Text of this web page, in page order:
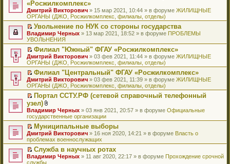
ю
б
щ
е
н
и
ю
м
у
с
о
о
б
щ
е
н
и
ю
т
а
н
н
о
м
у
с
о
о
б
щ
е
н
и
ю
п
р
о
ч
и
т
а
н
н
о
м
у
с
о
о
б
щ
е
н
и
ю
о
м
у
н
е
п
р
о
ч
и
т
а
н
н
о
м
у
с
о
о
б
щ
е
н
и
к
п
е
р
в
о
м
у
н
е
п
р
о
ч
и
т
а
н
н
о
м
у
с
о
о
р
е
й
т
и
к
п
е
р
в
о
м
у
н
е
п
р
о
ч
и
т
а
н
н
о
«Росжилкомплекс»
Дмитрий Викторович » 15 мар 2021, 10:44 » в форуме ЖИЛИЩНЫЕ
ОРГАНЫ (ДЖО, Росжилкомплекс, филиалы, отделы)
П
е
р
е
й
т
и
к
п
е
р
в
о
м
у
н
е
п
р
о
ч
и
Увольнение по НУК со стороны государства
Владимир Черных » 13 мар 2021, 18:52 » в форуме ПРОБЛЕМЫ
УВОЛЬНЕНИЯ
П
е
р
е
й
т
и
к
п
е
р
в
о
м
у
н
е
п
Филиал "Южный" ФГАУ «Росжилкомплекс»
Дмитрий Викторович » 03 фев 2021, 11:44 » в форуме ЖИЛИЩНЫЕ
ОРГАНЫ (ДЖО, Росжилкомплекс, филиалы, отделы)
П
е
р
й
т
и
к
п
е
р
в
о
м
Филиал "Центральный" ФГАУ «Росжилкомплекс»
Дмитрий Викторович » 03 фев 2021, 11:39 » в форуме ЖИЛИЩНЫЕ
ОРГАНЫ (ДЖО, Росжилкомплекс, филиалы, отделы)
П
е
р
е
й
т
и
к
п
е
р
Портал ССТУ.РФ (сетевой справочный телефонный
узел)
В
л
о
ж
е
н
и
я
Владимир Черных » 03 янв 2021, 20:57 » в форуме Официальные
государственные организации
П
е
р
е
й
т
Муниципальные выборы
Дмитрий Викторович » 16 ноя 2020, 14:21 » в форуме Власть о
проблемах военнослужащих
П
е
Служба в научных ротах
Владимир Черных » 11 авг 2020, 22:17 » в форуме Прохождение срочной
службы